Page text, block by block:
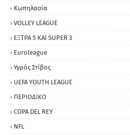
Κωπηλασία
VOLLEY LEAGUE
ΕΞΤΡΑ 5 ΚΑΙ SUPER 3
Εuroleague
Υγρός Στίβος
UEFA YOUTH LEAGUE
ΠΕΡΙΟΔΙΚΟ
COPA DEL REY
NFL